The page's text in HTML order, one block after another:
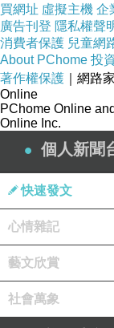
【FIFI飛時尚】歐
帽 棒球帽 遮陽帽
買網址 虛擬主機 企
廣告刊登 隱私權聲
消費者保護 兒童網
About PChome 投
著作權保護 ｜網路
Online
PChome Online
Online Inc.
個人新聞
快速發文
心情雜記
藝文欣賞
社會萬象